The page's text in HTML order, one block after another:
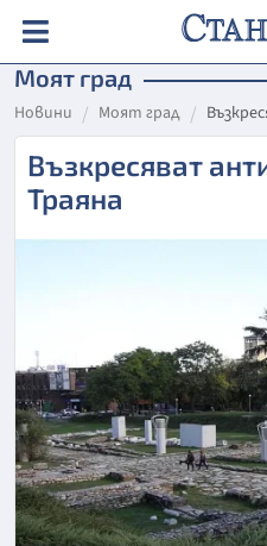
Моят град
Новини Моят град
Възкресяват
Траяна